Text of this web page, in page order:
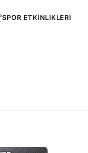
SPOR ETKİNLİKLERİ